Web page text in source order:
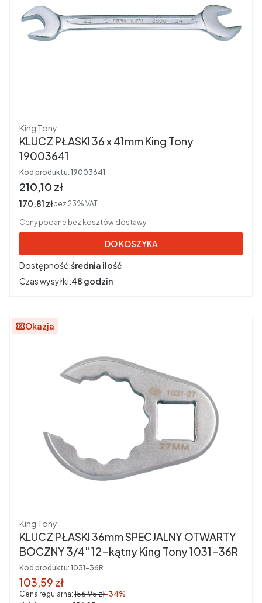
Producent
King Tony
KLUCZ PŁASKI 36 x 41mm King Tony
19003641
Kod produktu: 19003641
Cena brutto
210,10 zł
Cena netto
170,81 złbez 23% VAT
Ceny podane bez kosztów dostawy.
DO KOSZYKA
Dostępność:średnia ilość
Czas wysyłki:48 godzin
Okazja
Producent
King Tony
KLUCZ PŁASKI 36mm SPECJALNY OTWARTY
BOCZNY 3/4" 12-kątny King Tony 1031-36R
Kod produktu: 1031-36R
Cena promocyjna brutto
103,59 zł
Cena regularna: 156,95 zł-34%